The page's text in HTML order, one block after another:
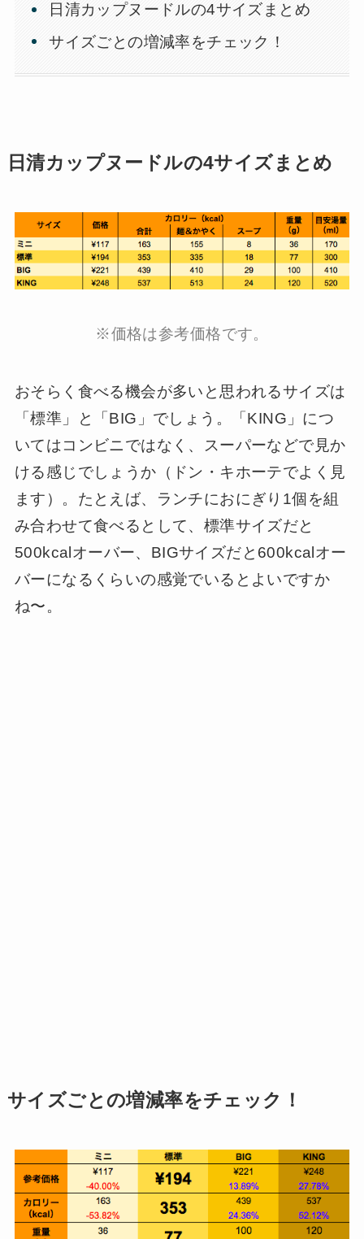
日清カップヌードルの4サイズまとめ
サイズごとの増減率をチェック！
日清カップヌードルの4サイズまとめ
※価格は参考価格です。
おそらく食べる機会が多いと思われるサイズは
「標準」と「BIG」でしょう。「KING」につ
いてはコンビニではなく、スーパーなどで見か
ける感じでしょうか（ドン・キホーテでよく見
ます）。たとえば、ランチにおにぎり1個を組
み合わせて食べるとして、標準サイズだと
500kcalオーバー、BIGサイズだと600kcalオー
バーになるくらいの感覚でいるとよいですか
ね〜。
サイズごとの増減率をチェック！